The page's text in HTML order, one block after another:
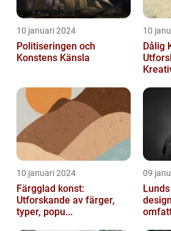
10 januari 2024
Politiseringen och
Konstens Känsla
10
Dålig
10 januari 2024
Färgglad konst:
Utforskande av färger,
typer, popu...
09